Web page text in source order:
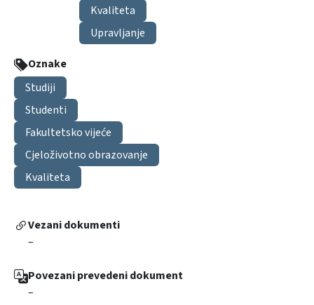
Kvaliteta
Upravljanje
Oznake
Studiji
Studenti
Fakultetsko vijeće
Cjeloživotno obrazovanje
Kvaliteta
Vezani dokumenti
–
Povezani prevedeni dokument
–